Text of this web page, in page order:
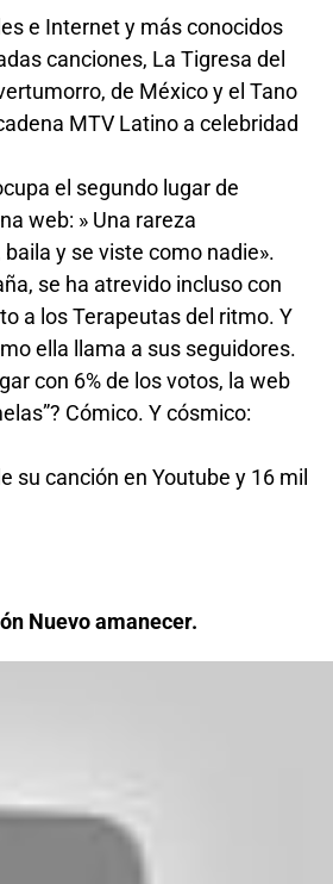
e Internet y más conocidos
canciones, La Tigresa del
de México y el Tano
MTV Latino a celebridad
el segundo lugar de
web: » Una rareza
y se viste como nadie».
se ha atrevido incluso con
a los Terapeutas del ritmo. Y
ella llama a sus seguidores.
con 6% de los votos, la web
Cómico. Y cósmico:
su canción en Youtube y 16 mil
Nuevo amanecer.